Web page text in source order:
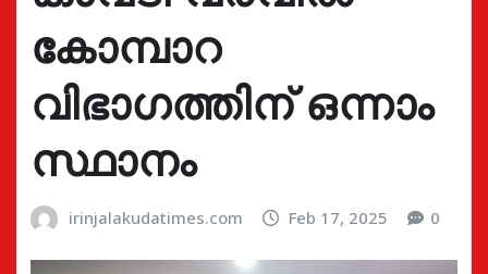
കോമ്പാറ
വിഭാഗത്തിന് ഒന്നാം
സ്ഥാനം
irinjalakudatimes.com Feb 17, 2025 0